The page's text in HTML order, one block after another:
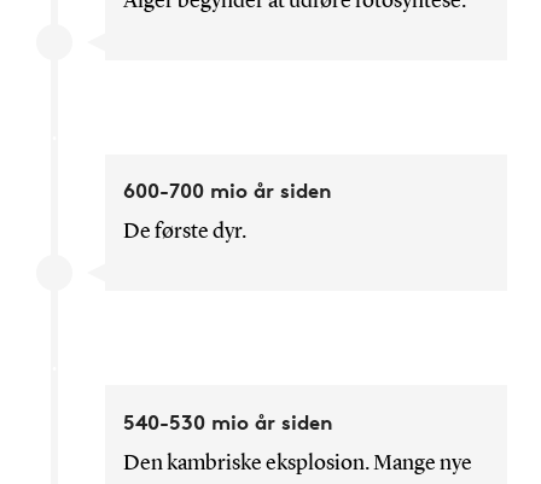
600-700 mio år siden
De første dyr.
540-530 mio år siden
Den kambriske eksplosion. Mange nye